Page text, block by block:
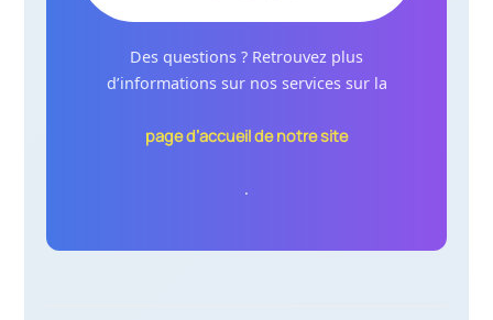
Des questions ? Retrouvez plus
d’informations sur nos services sur la
page d’accueil de notre site
.